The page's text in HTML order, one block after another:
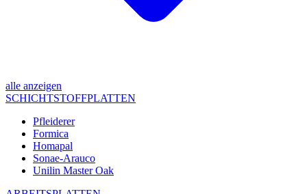
alle anzeigen
SCHICHTSTOFFPLATTEN
Pfleiderer
Formica
Homapal
Sonae-Arauco
Unilin Master Oak